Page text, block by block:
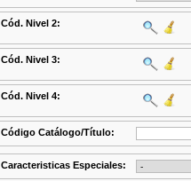
Cód. Nivel 2:
Cód. Nivel 3:
Cód. Nivel 4:
Código Catálogo/Título:
Caracteristicas Especiales: